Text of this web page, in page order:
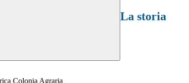
La storia